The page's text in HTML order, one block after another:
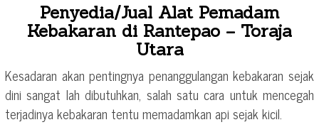
Penyedia/Jual Alat Pemadam
Kebakaran di Rantepao – Toraja
Utara
Kesadaran akan pentingnya penanggulangan kebakaran sejak
dini sangat lah dibutuhkan, salah satu cara untuk mencegah
terjadinya kebakaran tentu memadamkan api sejak kicil.